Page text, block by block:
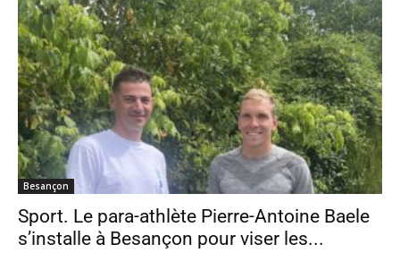
Besançon
Sport. Le para-athlète Pierre-Antoine Baele
s’installe à Besançon pour viser les...